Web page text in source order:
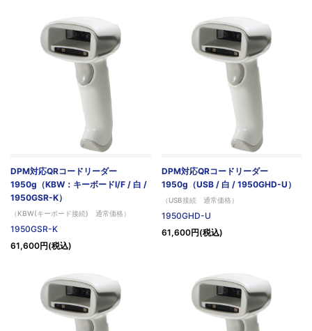
DPM対応QRコードリーダー
1950g（KBW：キーボードI/F / 白 /
1950GSR-K）
（KBW(キーボード接続) 通常価格）
1950GSR-K
61,600円(税込)
DPM対応QRコードリーダー
1950g（USB / 白 / 1950GHD-U）
（USB接続 通常価格）
1950GHD-U
61,600円(税込)